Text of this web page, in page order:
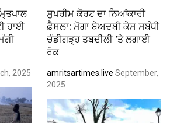
ਹਾਈ
2025
ਸੁਪਰੀਮ ਕੋਰਟ ਦਾ ਨਿਆਂਕਾਰੀ
ਫ਼ੈਸਲਾ: ਮੋਗਾ ਬੇਅਦਬੀ ਕੇਸ ਸਬੰਧੀ
ਚੰਡੀਗੜ੍ਹ ਤਬਦੀਲੀ ’ਤੇ ਲਗਾਈ
ਰੋਕ
amritsartimes.live September,
2025